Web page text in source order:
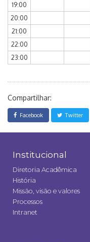
19:00
20:00
21:00
22:00
23:00
Compartilhar:
Facebook Twitter
Institucional
Diretoria Acadêmica
História
Missão, visão e valores
Processos
Intranet